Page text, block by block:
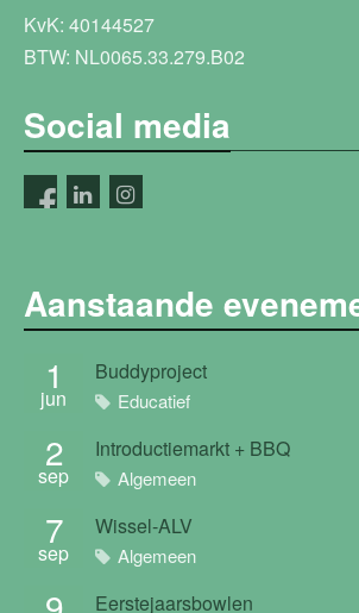
KvK: 40144527
BTW: NL0065.33.279.B02
Social media
Aanstaande
1
jun
Buddyproject
Educatief
2
sep
Introductiemarkt + BBQ
Algemeen
7
sep
Wissel-ALV
Algemeen
Eerstejaarsbowlen